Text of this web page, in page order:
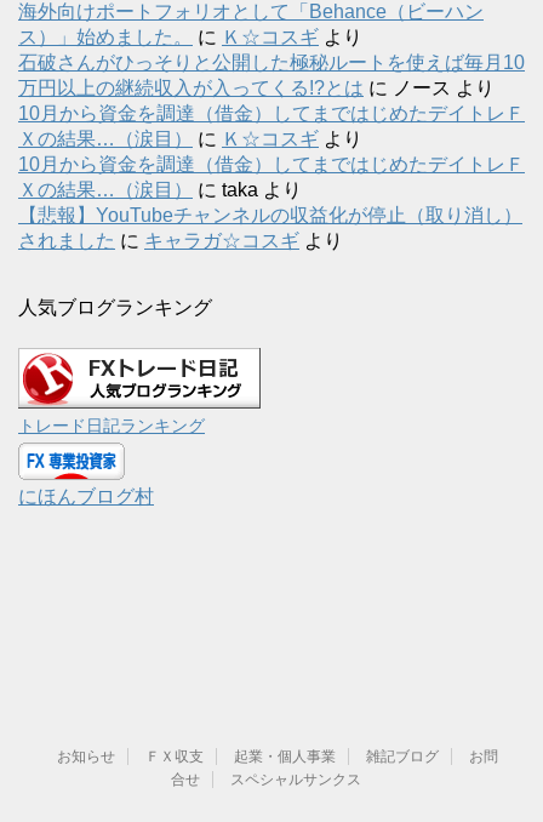
海外向けポートフォリオとして「Behance（ビーハン
ス）」始めました。
に Ｋ☆コスギ より
石破さんがひっそりと公開した極秘ルートを使えば毎月10
万円以上の継続収入が入ってくる!?とは に ノース より
10月から資金を調達（借金）してまではじめたデイトレＦ
Ｘの結果…（涙目）
に Ｋ☆コスギ より
10月から資金を調達（借金）してまではじめたデイトレＦ
Ｘの結果…（涙目）
に taka より
【悲報】YouTubeチャンネルの収益化が停止（取り消し）
されました に キャラガ☆コスギ より
人気ブログランキング
トレード日記ランキング
にほんブログ村
お知らせ ＦＸ収支 起業・個人事業 雑記ブログ
お問
合せ
スペシャルサンクス